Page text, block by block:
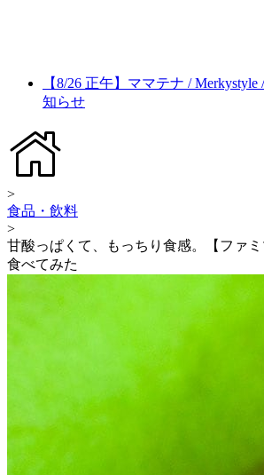
【8/26 正午】ママテナ /
知らせ
>
食品・飲料
>
甘酸っぱくて、もっちり食感。【ファ
食べてみた